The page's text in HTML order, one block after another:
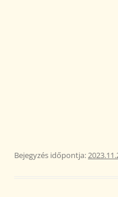
Bejegyzés időpontja: